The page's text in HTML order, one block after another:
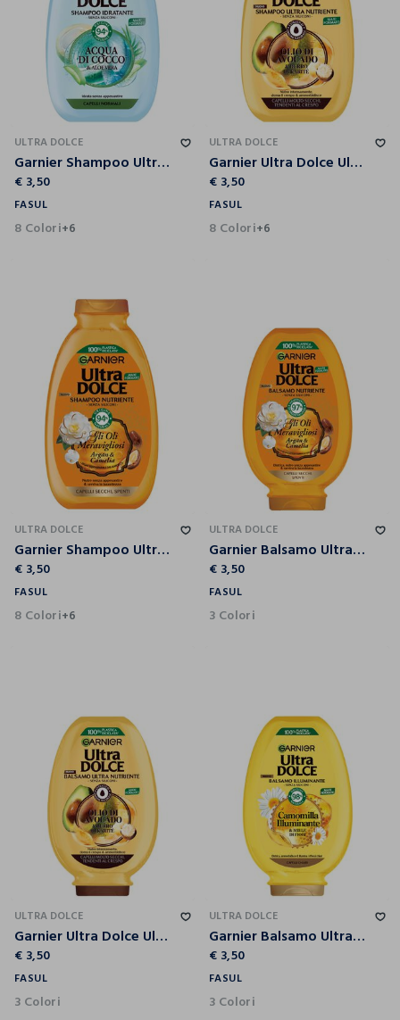
ULTRA DOLCE
Garnier Shampoo Ultra Dolce Acqua di Cocco e Aloe Vera, Idrata i Capelli senza Appesantire, 300 ml.
€ 3,50
FASUL
8 Colori+6
ULTRA DOLCE
Garnier Ultra Dolce Ultra Dolce Avocado e Karité, Shampoo per Capelli Ricci, Mossi o Crespi.
€ 3,50
FASUL
8 Colori+6
ULTRA DOLCE
Garnier Shampoo Ultra Dolce Meraviglioso, Shampoo per Capelli Secchi, 300 ml.
€ 3,50
FASUL
8 Colori+6
ULTRA DOLCE
Garnier Balsamo Ultra Dolce, Balsamo per Capelli Secchi, Meraviglioso, 250 ml.
€ 3,50
FASUL
3 Colori
ULTRA DOLCE
Garnier Ultra Dolce Ultra Dolce Avocado e Karité, Balsamo per Capelli Ricci, Mossi o Crespi, 250 ml.
€ 3,50
FASUL
3 Colori
ULTRA DOLCE
Garnier Balsamo Ultra Dolce Camomilla e Miele, Balsamo per Capelli Chiari, 250 ml.
€ 3,50
FASUL
3 Colori